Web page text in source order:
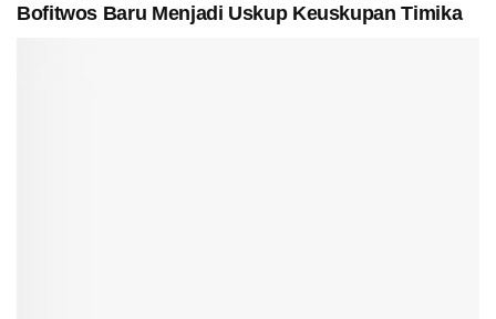
Bofitwos Baru Menjadi Uskup Keuskupan Timika